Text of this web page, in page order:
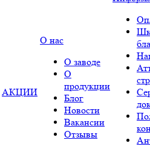
АКЦИИ
О нас
О заводе
О
продукции
Блог
Новости
Вакансии
Отзывы